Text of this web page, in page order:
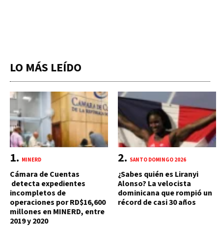
LO MÁS LEÍDO
MINERD
Cámara de Cuentas
detecta expedientes
incompletos de
operaciones por RD$16,600
millones en MINERD, entre
2019 y 2020
SANTO DOMINGO 2026
¿Sabes quién es Liranyi
Alonso? La velocista
dominicana que rompió un
récord de casi 30 años